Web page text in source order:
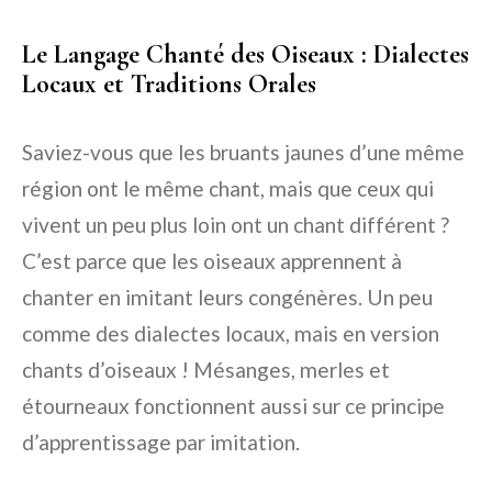
Le Langage Chanté des Oiseaux : Dialectes
Locaux et Traditions Orales
Saviez-vous que les bruants jaunes d’une même
région ont le même chant, mais que ceux qui
vivent un peu plus loin ont un chant différent ?
C’est parce que les oiseaux apprennent à
chanter en imitant leurs congénères. Un peu
comme des dialectes locaux, mais en version
chants d’oiseaux ! Mésanges, merles et
étourneaux fonctionnent aussi sur ce principe
d’apprentissage par imitation.